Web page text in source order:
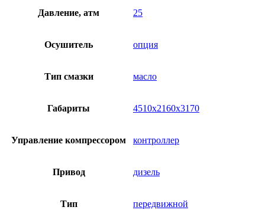
Давление, атм 25
Осушитель опция
Тип смазки масло
Габариты 4510х2160х3170
Управление компрессором контроллер
Привод дизель
Тип передвижной